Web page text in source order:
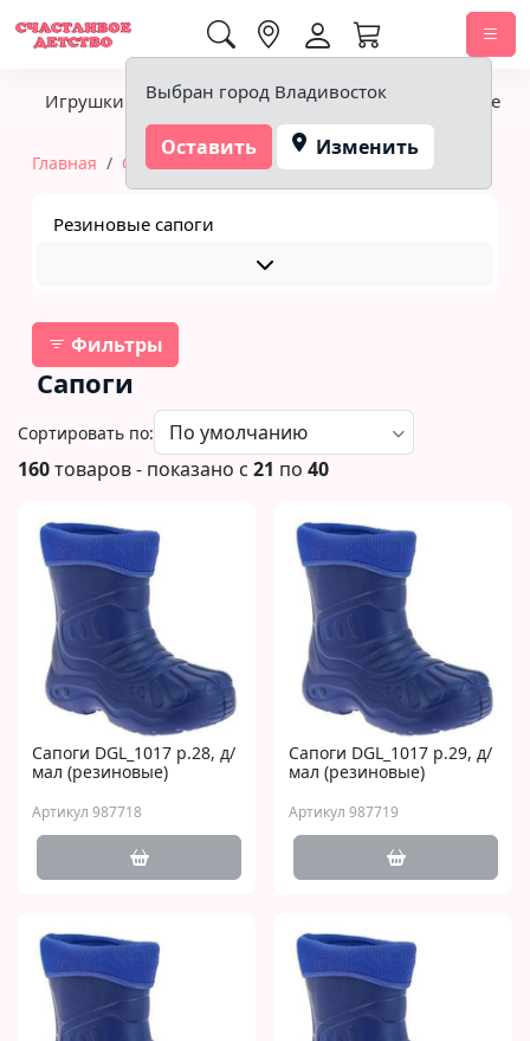
Выбран город Владивосток
Оставить Изменить
Игрушки Детское питание Подгузники, гигиена
Главная Обувь
Резиновые сапоги
Фильтры
Сапоги
Сортировать по:
160товаров - показано с 21 по 40
Сапоги DGL_1017 р.28, д/
мал (резиновые)
Артикул 987718
Сапоги DGL_1017 р.29, д/
мал (резиновые)
Артикул 987719